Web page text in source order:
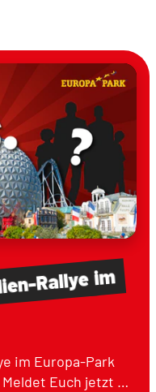
Rallyeim
im Europa-Park
Euch jetzt …